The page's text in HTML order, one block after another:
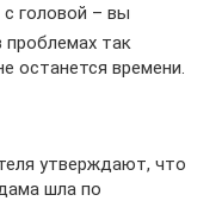
с головой – вы
проблемах так
останется времени.
утверждают, что
шла по